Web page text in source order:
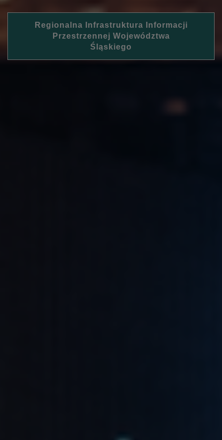
Regionalna Infrastruktura Informacji
Przestrzennej Województwa
Śląskiego